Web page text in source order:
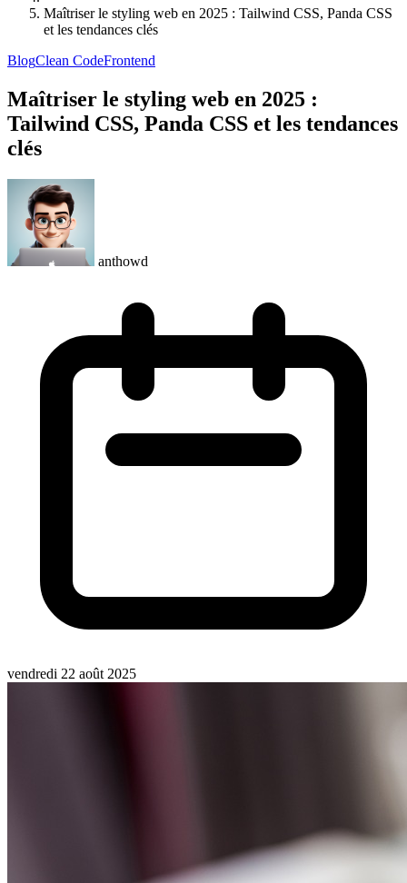
Maîtriser le styling web en 2025 : Tailwind CSS, Panda CSS
et les tendances clés
BlogClean CodeFrontend
Maîtriser le styling web en 2025 :
Tailwind CSS, Panda CSS et les tendances
clés
anthowd
vendredi 22 août 2025